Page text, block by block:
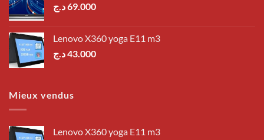
69.000د.ج
Lenovo X360 yoga E11 m3
43.000د.ج
Mieux vendus
Lenovo X360 yoga E11 m3